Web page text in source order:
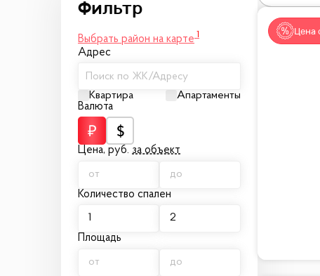
Выбрать район на карте
Адрес
Поиск по ЖК/Адресу
Квартира
Апартаменты
Валюта
Цена, руб. за объект
Количество спален
Площадь
Цена